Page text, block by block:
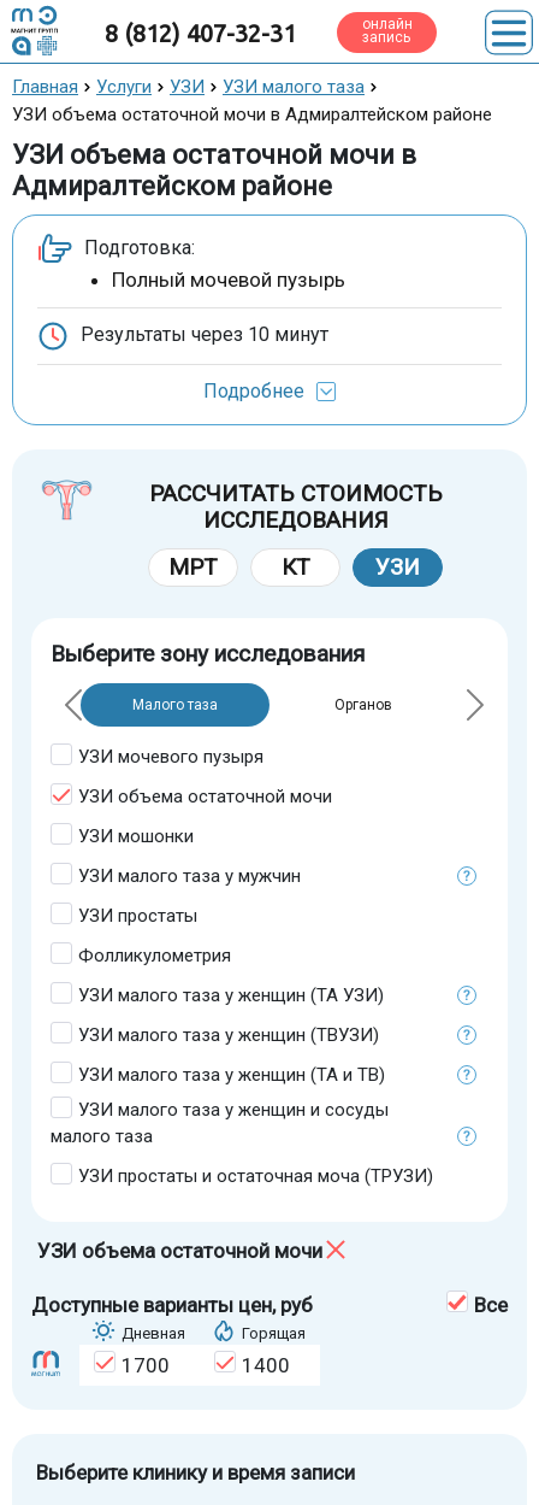
8 (812) 407-32-31 онлайн
запись
Главная Услуги УЗИ
УЗИ малого таза
УЗИ объема остаточной мочи в Адмиралтейском районе
УЗИ объема остаточной мочи в
Адмиралтейском районе
РАССЧИТАТЬ СТОИМОСТЬ
ИССЛЕДОВАНИЯ
МРТ
КТ УЗИ
Выберите зону исследования
Малого таза Органов
УЗИ мочевого пузыря
УЗИ объема остаточной мочи
УЗИ мошонки
УЗИ малого таза у мужчин
УЗИ простаты
Фолликулометрия
УЗИ малого таза у женщин (ТА УЗИ)
УЗИ малого таза у женщин (ТВУЗИ)
УЗИ малого таза у женщин (ТА и ТВ)
УЗИ малого таза у женщин и сосуды
малого таза
УЗИ простаты и остаточная моча (ТРУЗИ)
УЗИ объема остаточной мочи
Доступные варианты цен, руб Все
Дневная Горящая
1700 1400
Подготовка:
Полный мочевой пузырь
Результаты через 10 минут
Подробнее
Выберите клинику и время записи